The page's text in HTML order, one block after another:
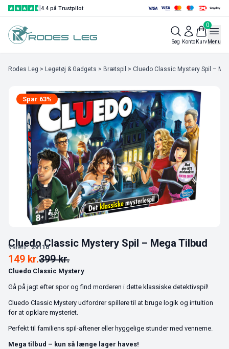
4.4 på Trustpilot
Søg Konto
0
KurvMenu
Rodes Leg > Legetøj & Gadgets > Brætspil > Cluedo Classic Mystery Spil –
Spar 63%
Cluedo Classic Mystery Spil – Mega Tilbud
Varenr.:29110
399kr.
149 kr.
Cluedo Classic Mystery
Gå på jagt efter spor og find morderen i dette klassiske detektivspil!
Cluedo Classic Mystery udfordrer spillere til at bruge logik og intuition
for at opklare mysteriet.
Perfekt til familiens spil-aftener eller hyggelige stunder med vennerne.
Mega tilbud – kun så længe lager haves!